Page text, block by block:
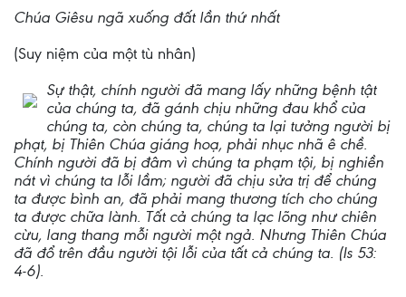
Chúa Giêsu ngã xuống đất lần thứ nhất
(Suy niệm của một tù nhân)
Sự thật, chính người đã mang lấy những bệnh tật
của chúng ta, đã gánh chịu những đau khổ của
chúng ta, còn chúng ta, chúng ta lại tưởng người bị
phạt, bị Thiên Chúa giáng hoạ, phải nhục nhã ê chề.
Chính người đã bị đâm vì chúng ta phạm tội, bị nghiền
nát vì chúng ta lỗi lầm; người đã chịu sửa trị để chúng
ta được bình an, đã phải mang thương tích cho chúng
ta được chữa lành. Tất cả chúng ta lạc lõng như chiên
cừu, lang thang mỗi người một ngả. Nhưng Thiên Chúa
đã đổ trên đầu người tội lỗi của tất cả chúng ta. (Is 53:
4-6).